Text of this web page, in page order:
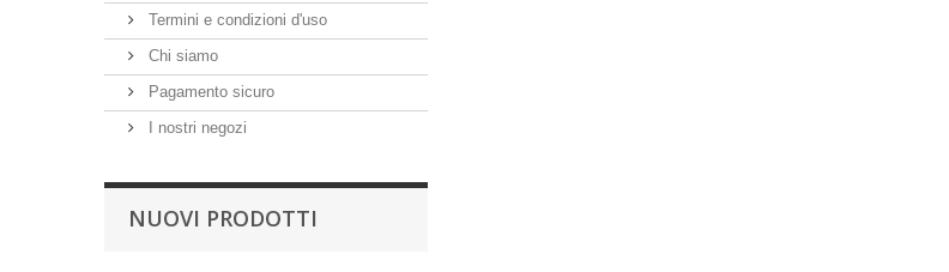
Termini e condizioni d'uso
Chi siamo
Pagamento sicuro
I nostri negozi
NUOVI PRODOTTI